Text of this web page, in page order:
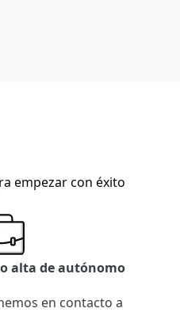
empezar con éxito
alta de autónomo
en contacto a